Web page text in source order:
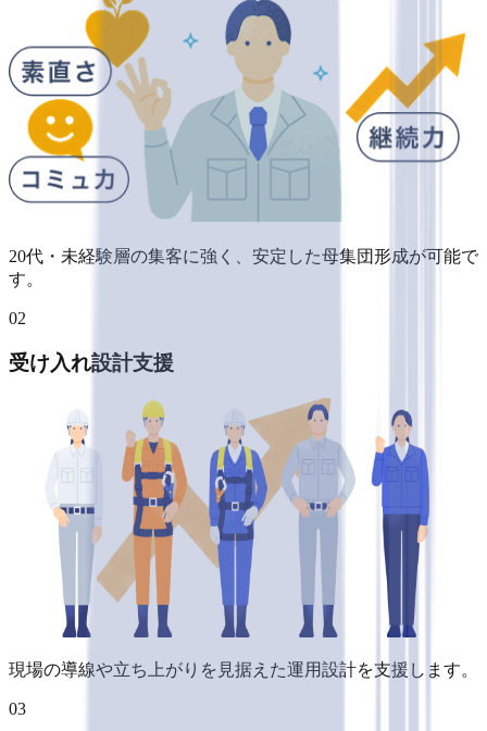
20代・未経験層の集客に強く、安定した母集団形成が可能で
す。
02
受け入れ設計支援
現場の導線や立ち上がりを見据えた運用設計を支援します。
03